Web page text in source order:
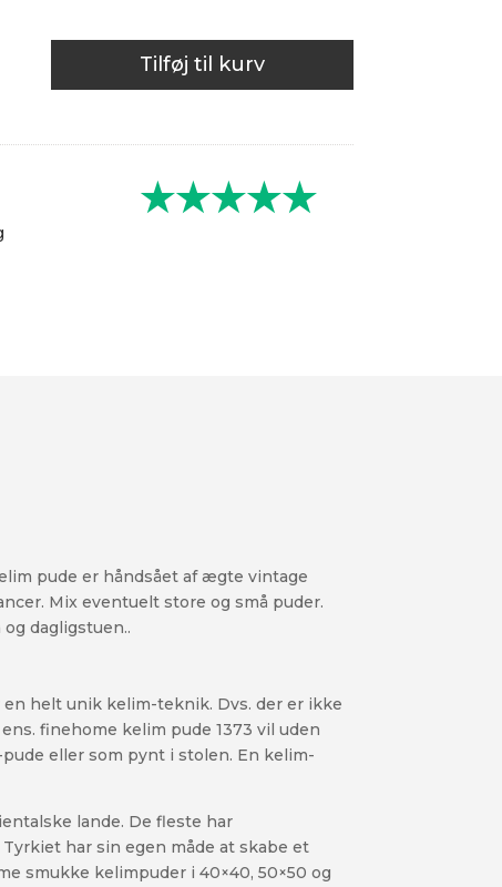
Tilføj til kurv
★★★★★
pude er håndsået af ægte vintage
Mix eventuelt store og små puder.
dagligstuen..
helt unik kelim-teknik. Dvs. der er ikke
finehome kelim pude 1373 vil uden
eller som pynt i stolen. En kelim-
lande. De fleste har
har sin egen måde at skabe et
smukke kelimpuder i 40×40, 50×50 og